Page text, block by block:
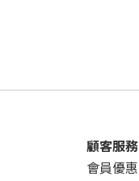
顧客服務
會員優惠